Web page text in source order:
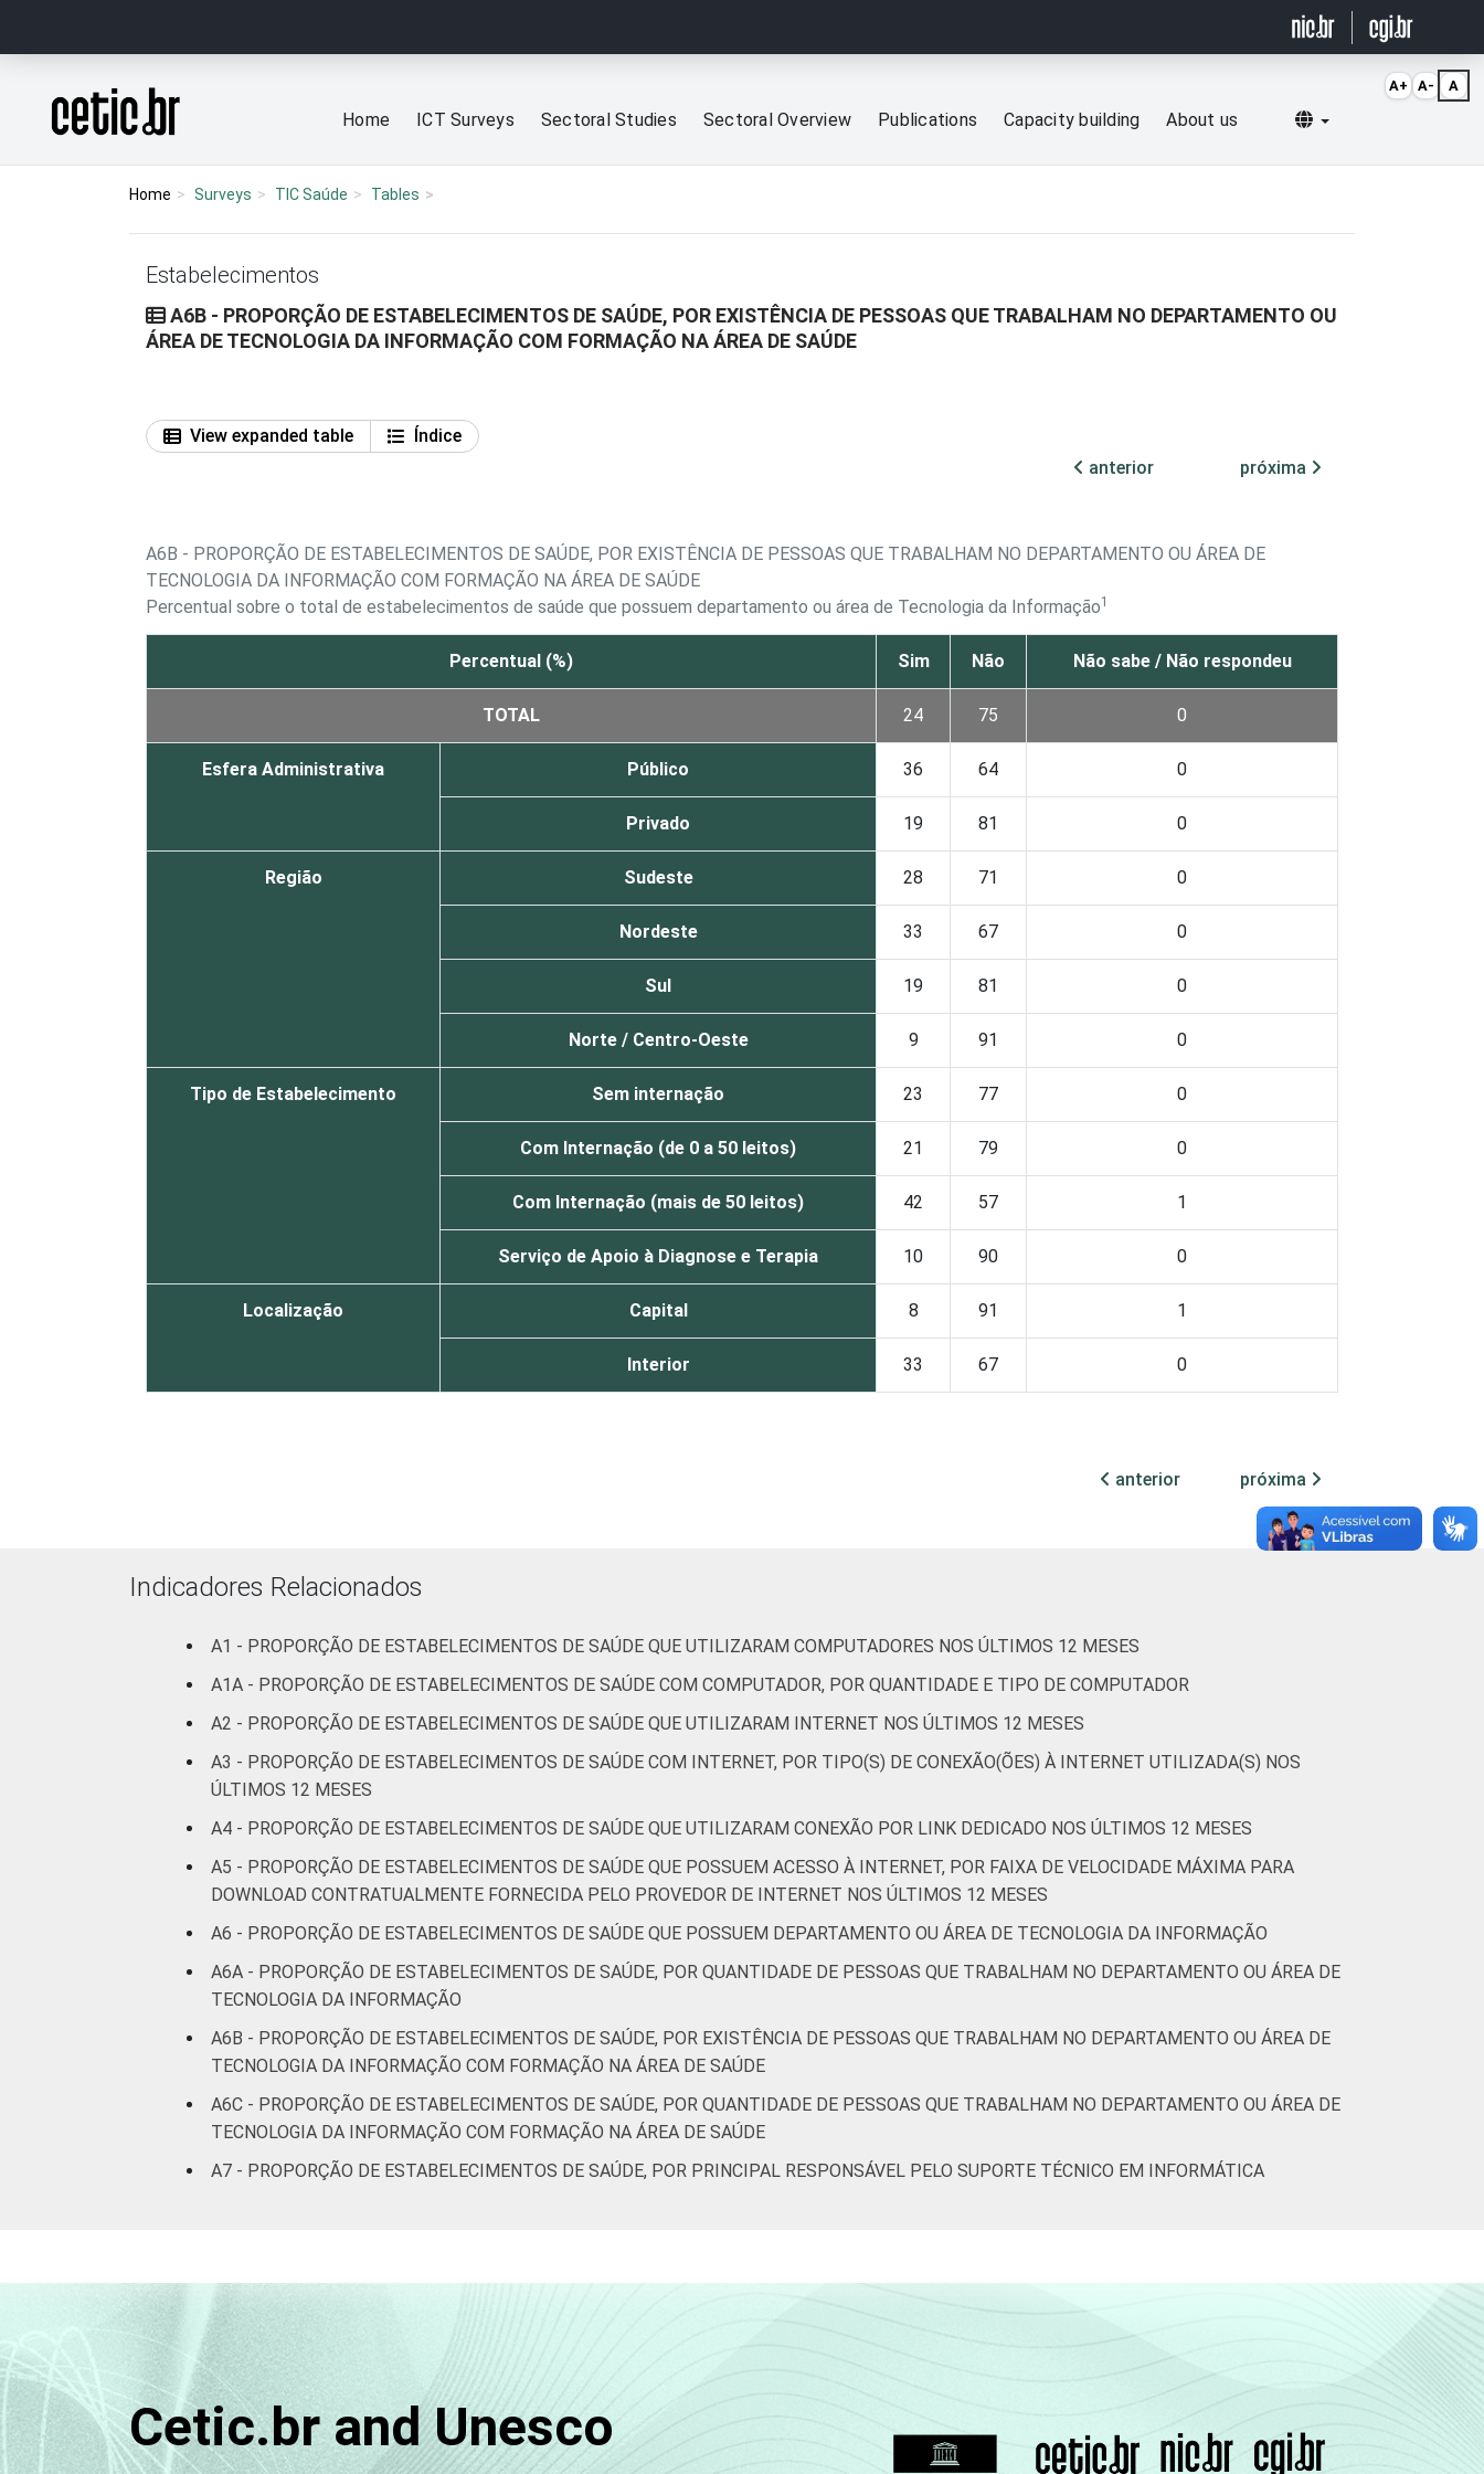
Página inicial
Home ICT Surveys Sectoral Studies Sectoral Overview Publications Capacity building About us Selecionar idioma
Home Surveys TIC Saúde Tables
Estabelecimentos
A6B - PROPORÇÃO DE ESTABELECIMENTOS DE SAÚDE, POR EXISTÊNCIA DE PESSOAS QUE TRABALHAM NO DEPARTAMENTO OU
ÁREA DE TECNOLOGIA DA INFORMAÇÃO COM FORMAÇÃO NA ÁREA DE SAÚDE
View expanded table
Índice
anterior
próxima
A6B - PROPORÇÃO DE ESTABELECIMENTOS DE SAÚDE, POR EXISTÊNCIA DE PESSOAS QUE TRABALHAM NO DEPARTAMENTO OU ÁREA DE
TECNOLOGIA DA INFORMAÇÃO COM FORMAÇÃO NA ÁREA DE SAÚDE
Percentual sobre o total de estabelecimentos de saúde que possuem departamento ou área de Tecnologia da Informação1
Percentual (%) Sim Não Não sabe / Não respondeu
TOTAL 24 75 0
Esfera Administrativa Público 36 64 0
Privado 19 81 0
Região Sudeste 28 71 0
Nordeste 33 67 0
Sul 19 81 0
Norte / Centro-Oeste 9 91 0
Tipo de Estabelecimento Sem internação 23 77 0
Com Internação (de 0 a 50 leitos) 21 79 0
Com Internação (mais de 50 leitos) 42 57 1
Serviço de Apoio à Diagnose e Terapia 10 90 0
Localização Capital 8 91 1
Interior 33 67 0
Base: 665 estabelecimentos de saúde que declararam possuir departamento ou área de Tencologia da Informação. Estimativa: 15.085
anterior próxima
Indicadores Relacionados
A1 - PROPORÇÃO DE ESTABELECIMENTOS DE SAÚDE QUE UTILIZARAM COMPUTADORES NOS ÚLTIMOS 12 MESES
A1A - PROPORÇÃO DE ESTABELECIMENTOS DE SAÚDE COM COMPUTADOR, POR QUANTIDADE E TIPO DE COMPUTADOR
A2 - PROPORÇÃO DE ESTABELECIMENTOS DE SAÚDE QUE UTILIZARAM INTERNET NOS ÚLTIMOS 12 MESES
A3 - PROPORÇÃO DE ESTABELECIMENTOS DE SAÚDE COM INTERNET, POR TIPO(S) DE CONEXÃO(ÕES) À INTERNET UTILIZADA(S) NOS
ÚLTIMOS 12 MESES
A4 - PROPORÇÃO DE ESTABELECIMENTOS DE SAÚDE QUE UTILIZARAM CONEXÃO POR LINK DEDICADO NOS ÚLTIMOS 12 MESES
A5 - PROPORÇÃO DE ESTABELECIMENTOS DE SAÚDE QUE POSSUEM ACESSO À INTERNET, POR FAIXA DE VELOCIDADE MÁXIMA PARA
DOWNLOAD CONTRATUALMENTE FORNECIDA PELO PROVEDOR DE INTERNET NOS ÚLTIMOS 12 MESES
A6 - PROPORÇÃO DE ESTABELECIMENTOS DE SAÚDE QUE POSSUEM DEPARTAMENTO OU ÁREA DE TECNOLOGIA DA INFORMAÇÃO
A6A - PROPORÇÃO DE ESTABELECIMENTOS DE SAÚDE, POR QUANTIDADE DE PESSOAS QUE TRABALHAM NO DEPARTAMENTO OU ÁREA DE
TECNOLOGIA DA INFORMAÇÃO
A6B - PROPORÇÃO DE ESTABELECIMENTOS DE SAÚDE, POR EXISTÊNCIA DE PESSOAS QUE TRABALHAM NO DEPARTAMENTO OU ÁREA DE
TECNOLOGIA DA INFORMAÇÃO COM FORMAÇÃO NA ÁREA DE SAÚDE
A6C - PROPORÇÃO DE ESTABELECIMENTOS DE SAÚDE, POR QUANTIDADE DE PESSOAS QUE TRABALHAM NO DEPARTAMENTO OU ÁREA DE
TECNOLOGIA DA INFORMAÇÃO COM FORMAÇÃO NA ÁREA DE SAÚDE
A7 - PROPORÇÃO DE ESTABELECIMENTOS DE SAÚDE, POR PRINCIPAL RESPONSÁVEL PELO SUPORTE TÉCNICO EM INFORMÁTICA
Cetic.br and Unesco
A+ A- A